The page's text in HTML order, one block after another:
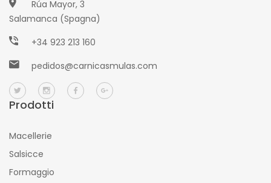
Rúa Mayor, 3
Salamanca (Spagna)
+34 923 213 160
pedidos@carnicasmulas.com
Prodotti
Macellerie
Salsicce
Formaggio